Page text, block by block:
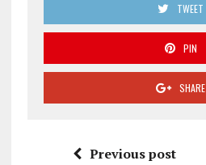
TWEET
PIN
SHARE
Previous post